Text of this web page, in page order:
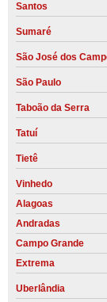
Santos
Sumaré
São José dos
São Paulo
Taboão da Serra
Tatuí
Tietê
Vinhedo
Alagoas
Andradas
Campo Grande
Extrema
Uberlândia